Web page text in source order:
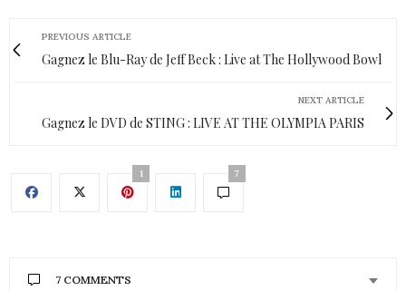
PREVIOUS ARTICLE
Gagnez le Blu-Ray de Jeff Beck : Live at The Hollywood Bowl
NEXT ARTICLE
Gagnez le DVD de STING : LIVE AT THE OLYMPIA PARIS
1 7
7 COMMENTS